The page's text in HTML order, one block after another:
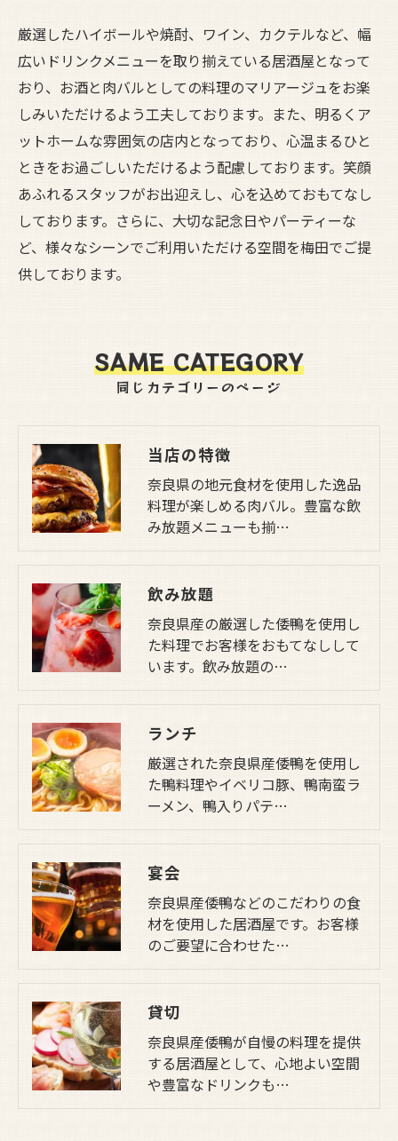
厳選したハイボールや焼酎、ワイン、カクテルなど、幅
広いドリンクメニューを取り揃えている居酒屋となって
おり、お酒と肉バルとしての料理のマリアージュをお楽
しみいただけるよう工夫しております。また、明るくア
ットホームな雰囲気の店内となっており、心温まるひと
ときをお過ごしいただけるよう配慮しております。笑顔
あふれるスタッフがお出迎えし、心を込めておもてなし
しております。さらに、大切な記念日やパーティーな
ど、様々なシーンでご利用いただける空間を梅田でご提
供しております。
同じカテゴリーのページ
SAME CATEGORY
当店の特徴
奈良県の地元食材を使用した逸品
料理が楽しめる肉バル。豊富な飲
み放題メニューも揃…
飲み放題
奈良県産の厳選した倭鴨を使用し
た料理でお客様をおもてなしして
います。飲み放題の…
ランチ
厳選された奈良県産倭鴨を使用し
た鴨料理やイベリコ豚、鴨南蛮ラ
ーメン、鴨入りパテ…
宴会
奈良県産倭鴨などのこだわりの食
材を使用した居酒屋です。お客様
のご要望に合わせた…
貸切
奈良県産倭鴨が自慢の料理を提供
する居酒屋として、心地よい空間
や豊富なドリンクも…